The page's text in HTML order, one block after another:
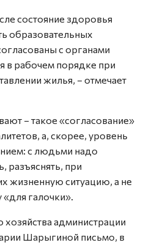
состояние здоровья
образовательных
с органами
в рабочем порядке при
жилья, – отмечает
– такое «согласование»
а, скорее, уровень
с людьми надо
разъяснять, при
жизненную ситуацию, а не
галочки».
администрации
Шарыгиной письмо, в